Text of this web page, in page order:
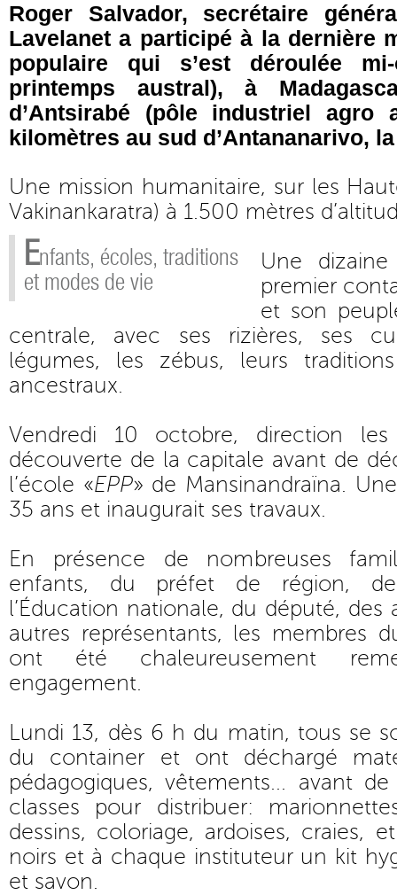
Roger Salvador, secrétaire
Lavelanet a participé à la dernière
populaire qui s’est déroulée
printemps austral), à
d’Antsirabé (pôle industriel agro
kilomètres au sud d’Antananarivo,
Une mission humanitaire, sur les
Vakinankaratra) à 1.500 mètres
Enfants, écoles, traditions
et modes de vie
Une
premier
et son
centrale, avec ses rizières, ses
légumes, les zébus, leurs
ancestraux.
Vendredi 10 octobre, direction
découverte de la capitale avant de
l’école «EPP» de Mansinandraïna.
35 ans et inaugurait ses travaux.
En présence de nombreuses
enfants, du préfet de région, de
l’Éducation nationale, du député, des
autres représentants, les membres
ont été chaleureusement
engagement.
Lundi 13, dès 6 h du matin, tous se
du container et ont déchargé
pédagogiques, vêtements... avant
classes pour distribuer:
dessins, coloriage, ardoises, craies,
noirs et à chaque instituteur un kit
et savon.